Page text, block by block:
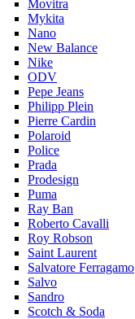
Movitra
Mykita
Nano
New Balance
Nike
ODV
Pepe Jeans
Philipp Plein
Pierre Cardin
Polaroid
Police
Prada
Prodesign
Puma
Ray Ban
Roberto Cavalli
Roy Robson
Saint Laurent
Salvatore Ferragamo
Salvo
Sandro
Scotch & Soda